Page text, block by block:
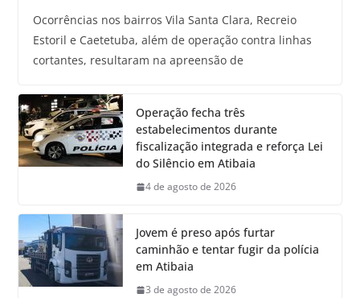
Ocorrências nos bairros Vila Santa Clara, Recreio
Estoril e Caetetuba, além de operação contra linhas
cortantes, resultaram na apreensão de
Operação fecha três
estabelecimentos durante
fiscalização integrada e reforça Lei
do Silêncio em Atibaia
4 de agosto de 2026
Jovem é preso após furtar
caminhão e tentar fugir da polícia
em Atibaia
3 de agosto de 2026